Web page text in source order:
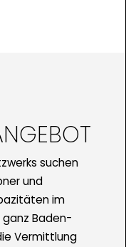
suchen
und
im
ganz Baden-
Vermittlung